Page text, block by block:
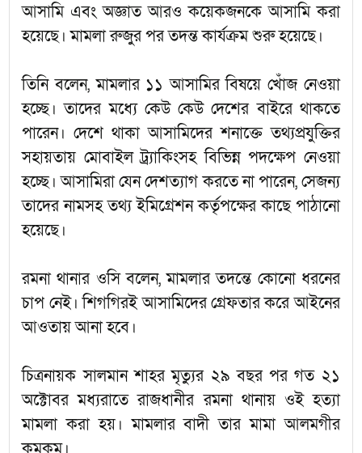
আসামি এবং অজ্ঞাত আরও কয়েকজনকে আসামি করা
হয়েছে। মামলা রুজুর পর তদন্ত কার্যক্রম শুরু হয়েছে।
তিনি বলেন, মামলার ১১ আসামির বিষয়ে খোঁজ নেওয়া
হচ্ছে। তাদের মধ্যে কেউ কেউ দেশের বাইরে থাকতে
পারেন। দেশে থাকা আসামিদের শনাক্তে তথ্যপ্রযুক্তির
সহায়তায় মোবাইল ট্র্যাকিংসহ বিভিন্ন পদক্ষেপ নেওয়া
হচ্ছে। আসামিরা যেন দেশত্যাগ করতে না পারেন, সেজন্য
তাদের নামসহ তথ্য ইমিগ্রেশন কর্তৃপক্ষের কাছে পাঠানো
হয়েছে।
রমনা থানার ওসি বলেন, মামলার তদন্তে কোনো ধরনের
চাপ নেই। শিগগিরই আসামিদের গ্রেফতার করে আইনের
আওতায় আনা হবে।
চিত্রনায়ক সালমান শাহর মৃত্যুর ২৯ বছর পর গত ২১
অক্টোবর মধ্যরাতে রাজধানীর রমনা থানায় ওই হত্যা
মামলা করা হয়। মামলার বাদী তার মামা আলমগীর